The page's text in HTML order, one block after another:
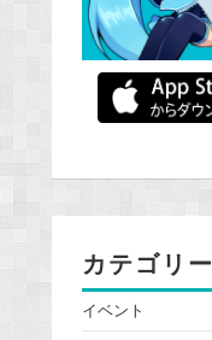
カテゴリー
イベント